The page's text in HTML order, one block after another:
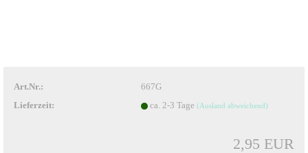
Art.Nr.:
667G
Lieferzeit:
ca. 2-3 Tage (Ausland abweichend)
2,95 EUR